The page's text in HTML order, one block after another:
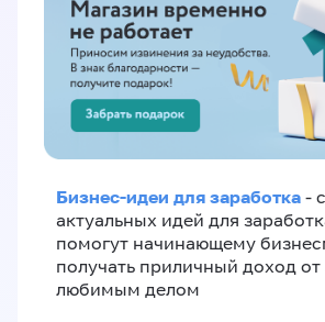
Бизнес-идеи для заработка -
актуальных идей для
помогут начинающему
получать приличный доход от
любимым делом